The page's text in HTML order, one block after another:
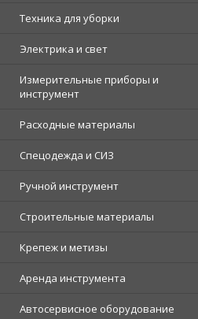
Техника для уборки
Электрика и свет
Измерительные приборы и
инструмент
Расходные материалы
Спецодежда и СИЗ
Ручной инструмент
Строительные материалы
Крепеж и метизы
Аренда инструмента
Автосервисное оборудование